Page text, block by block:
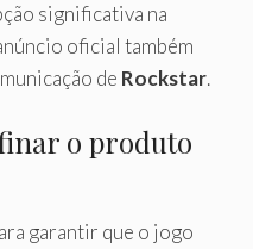
significativa na
oficial também
de Rockstar.
o produto
garantir que o jogo